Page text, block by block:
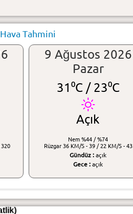
Tahmini
9 Ağustos 2026
Pazar
31⁰C /23⁰C
Açık
Nem %44 / %74
Rüzgar 36 KM/S - 39 / 22 KM/S - 43
Gündüz : açık
Gece : açık